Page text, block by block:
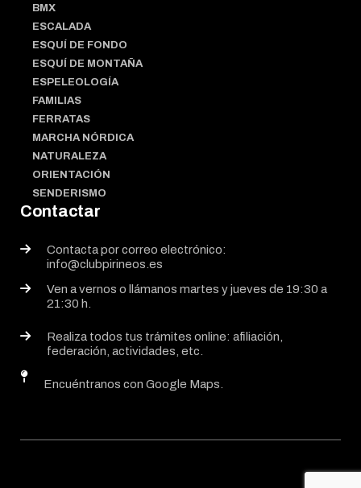
BMX
ESCALADA
ESQUÍ DE FONDO
ESQUÍ DE MONTAÑA
ESPELEOLOGÍA
FAMILIAS
FERRATAS
MARCHA NÓRDICA
NATURALEZA
ORIENTACIÓN
SENDERISMO
Contactar
Contacta por correo electrónico:
info@clubpirineos.es
Ven a vernos o llámanos martes y jueves de 19:30 a
21:30 h.
Realiza todos tus trámites online: afiliación,
federación, actividades, etc.
Encuéntranos con Google Maps.